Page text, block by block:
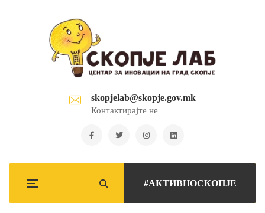
skopjelab@skopje.gov.mk
Контактирајте не
#АКТИВНОСКОПЈЕ